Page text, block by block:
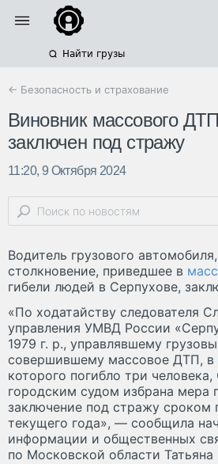
Найти грузы
← Безопасность и страхование
Виновник массового
заключен под стражу
11:20, 9 Октября 2024
Водитель грузового
столкновение, приведшее в
гибели людей в Серпухове,
«По ходатайству следователя
управления УМВД России
1979 г. р., управлявшему
совершившему массовое ДТП, в
которого погибло три
городским судом избрана мера
заключение под стражу сроком
текущего года», — сообщила
информации и общественных
по Московской области Татьяна